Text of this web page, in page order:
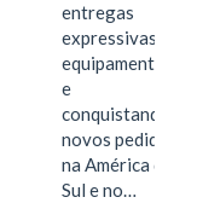
entregas
expressivas de
equipamentos
e
conquistando
novos pedidos
na América do
Sul e no…